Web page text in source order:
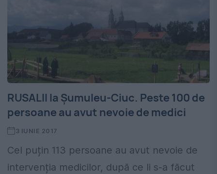
RUSALII la Șumuleu-Ciuc. Peste 100 de
persoane au avut nevoie de medici
3 IUNIE 2017
Cel puțin 113 persoane au avut nevoie de
intervenția medicilor, după ce li s-a făcut